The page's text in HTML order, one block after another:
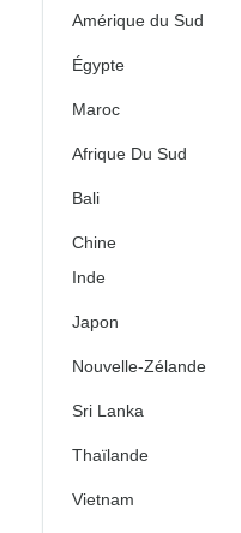
Amérique du Sud
Égypte
Maroc
Afrique Du Sud
Bali
Chine
Inde
Japon
Nouvelle-Zélande
Sri Lanka
Thaïlande
Vietnam